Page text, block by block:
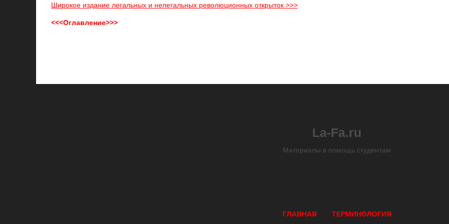
Широкое издание легальных и нелегальных революционных открыток >>>
<<<Оглавление>>>
La-Fa.ru
Материалы в помощь студентам
ГЛАВНАЯ ТЕРМИНОЛОГИЯ